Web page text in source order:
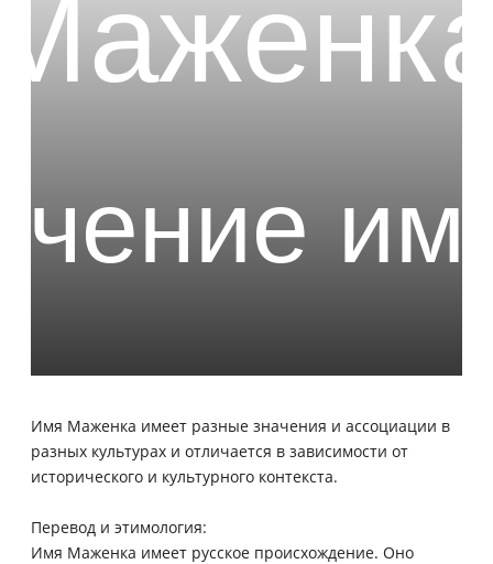
Имя Маженка имеет разные значения и ассоциации в
разных культурах и отличается в зависимости от
исторического и культурного контекста.
Перевод и этимология:
Имя Маженка имеет русское происхождение. Оно